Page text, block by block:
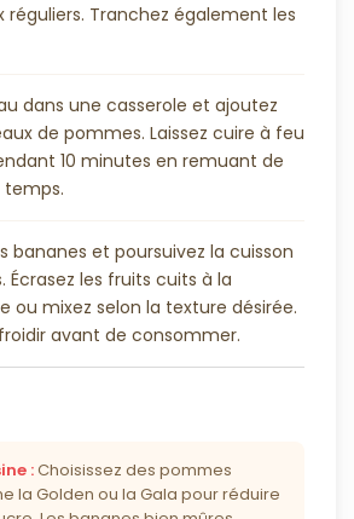
réguliers. Tranchez également les
dans une casserole et ajoutez
de pommes. Laissez cuire à feu
10 minutes en remuant de
bananes et poursuivez la cuisson
Écrasez les fruits cuits à la
ou mixez selon la texture désirée.
avant de consommer.
:Choisissez des pommes
la Golden ou la Gala pour réduire